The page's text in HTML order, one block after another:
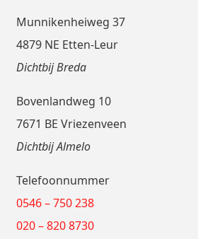
Munnikenheiweg 37
4879 NE Etten-Leur
Dichtbij Breda
Bovenlandweg 10
7671 BE Vriezenveen
Dichtbij Almelo
Telefoonnummer
0546 – 750 238
020 – 820 8730